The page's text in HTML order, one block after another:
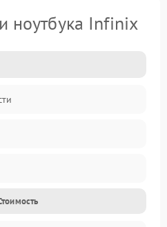
ноутбука Infinix